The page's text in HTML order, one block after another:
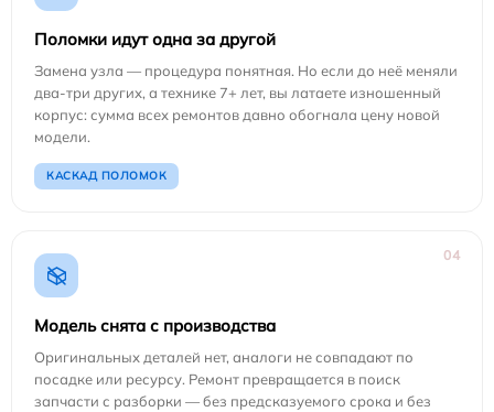
Поломки идут одна за другой
Замена узла — процедура понятная. Но если до неё меняли
два-три других, а технике 7+ лет, вы латаете изношенный
корпус: сумма всех ремонтов давно обогнала цену новой
модели.
КАСКАД ПОЛОМОК
04
Модель снята с производства
Оригинальных деталей нет, аналоги не совпадают по
посадке или ресурсу. Ремонт превращается в поиск
запчасти с разборки — без предсказуемого срока и без